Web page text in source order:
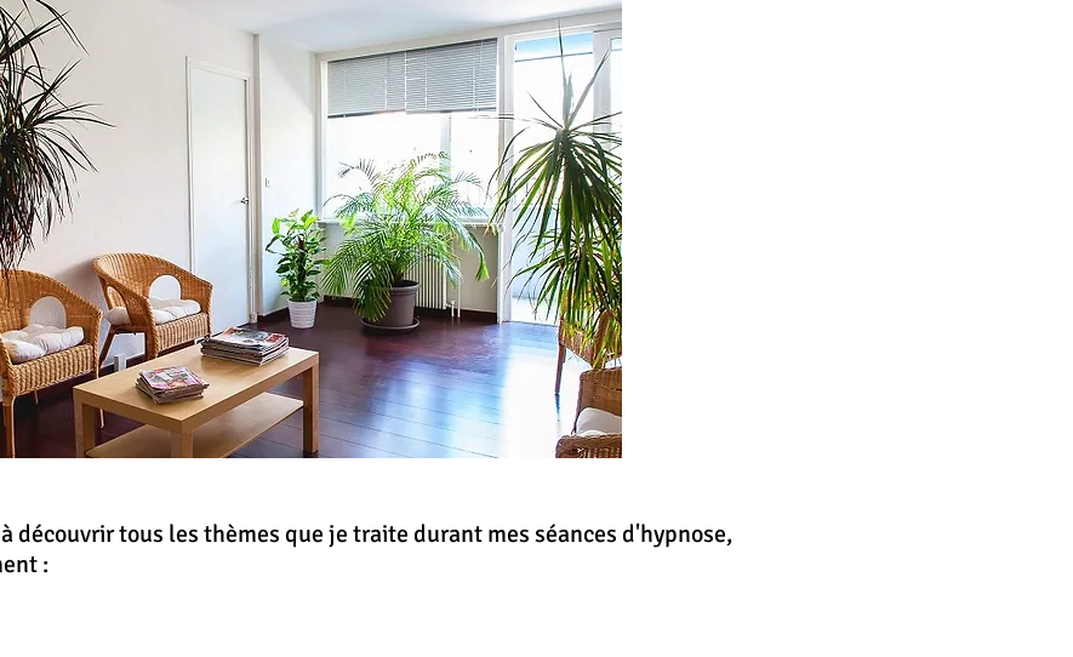
découvrir tous les thèmes que je traite durant mes séances d'hypnose,
: